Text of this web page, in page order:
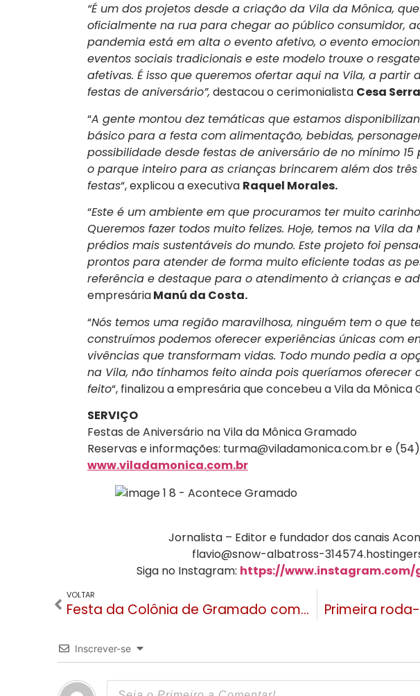
“É um dos projetos desde a criação da Vila da Mônica,
oficialmente na rua para chegar ao público consumidor,
pandemia está em alta o evento afetivo, o evento
eventos sociais tradicionais e este modelo trouxe o
afetivas. É isso que queremos ofertar aqui na Vila, a partir
festas de aniversário”, destacou o cerimonialista Cesa
“A gente montou dez temáticas que estamos
básico para a festa com alimentação, bebidas,
possibilidade desde festas de aniversário de no mínimo
o parque inteiro para as crianças brincarem além dos
festas“, explicou a executiva Raquel Morales.
“Este é um ambiente em que procuramos ter muito
Queremos fazer todos muito felizes. Hoje, temos na Vila
prédios mais sustentáveis do mundo. Este projeto foi
prontos para atender de forma muito eficiente todas as
referência e destaque para o atendimento à crianças e
empresáriaManú da Costa.
“Nós temos uma região maravilhosa, ninguém tem o que
construímos podemos oferecer experiências únicas com
vivências que transformam vidas. Todo mundo pedia a
na Vila, não tínhamos feito ainda pois queríamos oferecer
feito“, finalizou a empresária que concebeu a Vila da Mônica
SERVIÇO
Festas de Aniversário na Vila da Mônica Gramado
Reservas e informações: turma@viladamonica.com.bre (54)
www.viladamonica.com.br
Jornalista – Editor e fundador dos canais
flavio@snow-albatross-
Siga no Instagram: https://
VOLTAR
Festa da Colônia de Gramado começa nesta quinta (25) e segue até o dia 12 de maio
Inscrever-se